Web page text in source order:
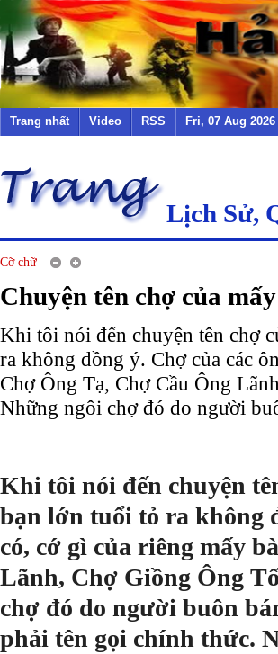
Trang nhất Video RSS Fri, 07 Aug
Lịch Sử,
Cỡ chữ
Chuyện tên chợ của
Khi tôi nói đến chuyện tên chợ
ra không đồng ý. Chợ của các
Chợ Ông Tạ, Chợ Cầu Ông
Những ngôi chợ đó do người
Khi tôi nói đến chuyện
bạn lớn tuổi tỏ ra không
có, cớ gì của riêng mấy
Lãnh, Chợ Giồng Ông
chợ đó do người buôn
phải tên gọi chính thức.